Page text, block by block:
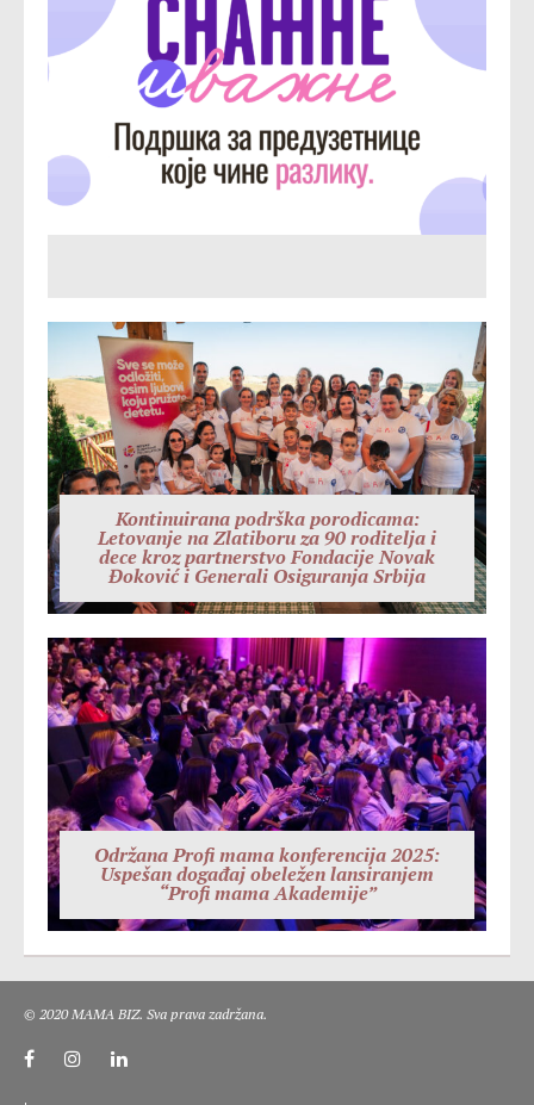
Kontinuirana podrška porodicama:
Letovanje na Zlatiboru za 90 roditelja i
dece kroz partnerstvo Fondacije Novak
Đoković i Generali Osiguranja Srbija
Održana Profi mama konferencija 2025:
Uspešan događaj obeležen lansiranjem
“Profi mama Akademije”
© 2020 MAMA BIZ. Sva prava zadržana.